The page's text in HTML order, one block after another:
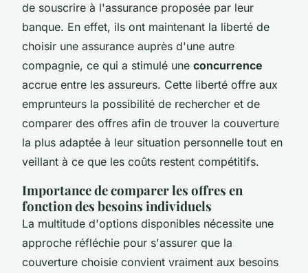
de souscrire à l'assurance proposée par leur
banque. En effet, ils ont maintenant la liberté de
choisir une assurance auprès d'une autre
compagnie, ce qui a stimulé une concurrence
accrue entre les assureurs. Cette liberté offre aux
emprunteurs la possibilité de rechercher et de
comparer des offres afin de trouver la couverture
la plus adaptée à leur situation personnelle tout en
veillant à ce que les coûts restent compétitifs.
Importance de comparer les offres en
fonction des besoins individuels
La multitude d'options disponibles nécessite une
approche réfléchie pour s'assurer que la
couverture choisie convient vraiment aux besoins